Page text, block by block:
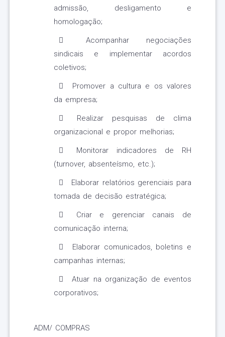
admissão, desligamento e
homologação;
Acompanhar negociações
sindicais e implementar acordos
coletivos;
Promover a cultura e os valores
da empresa;
Realizar pesquisas de clima
organizacional e propor melhorias;
Monitorar indicadores de RH
(turnover, absenteísmo, etc.);
Elaborar relatórios gerenciais para
tomada de decisão estratégica;
Criar e gerenciar canais de
comunicação interna;
Elaborar comunicados, boletins e
campanhas internas;
Atuar na organização de eventos
corporativos;
ADM/ COMPRAS